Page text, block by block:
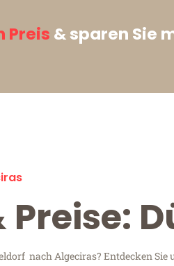
Preis & sparen Sie
Preise:
nach Algeciras? Entdecken